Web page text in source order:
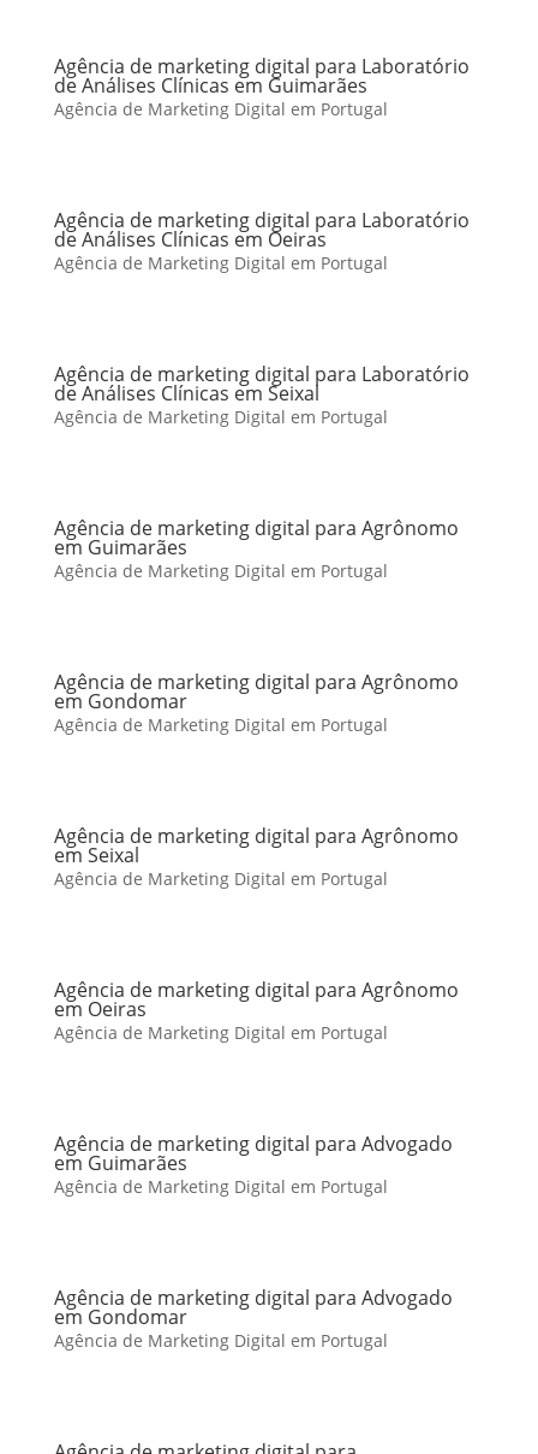
Agência de marketing digital para Laboratório
de Análises Clínicas em Guimarães
Agência de Marketing Digital em Portugal
Agência de marketing digital para Laboratório
de Análises Clínicas em Oeiras
Agência de Marketing Digital em Portugal
Agência de marketing digital para Laboratório
de Análises Clínicas em Seixal
Agência de Marketing Digital em Portugal
Agência de marketing digital para Agrônomo
em Guimarães
Agência de Marketing Digital em Portugal
Agência de marketing digital para Agrônomo
em Gondomar
Agência de Marketing Digital em Portugal
Agência de marketing digital para Agrônomo
em Seixal
Agência de Marketing Digital em Portugal
Agência de marketing digital para Agrônomo
em Oeiras
Agência de Marketing Digital em Portugal
Agência de marketing digital para Advogado
em Guimarães
Agência de Marketing Digital em Portugal
Agência de marketing digital para Advogado
em Gondomar
Agência de Marketing Digital em Portugal